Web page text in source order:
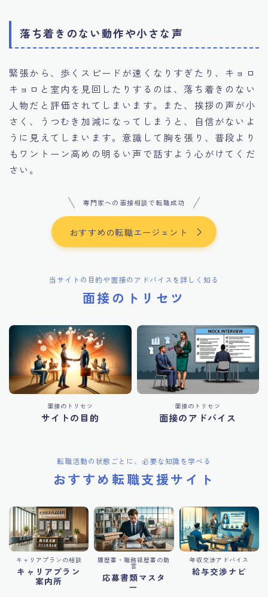
落ち着きのない動作や小さな声
緊張から、歩くスピードが速くなりすぎたり、キョロ
キョロと室内を見回したりするのは、落ち着きのない
人物だと評価されてしまいます。また、挨拶の声が小
さく、うつむき加減になってしまうと、自信がないよ
うに見えてしまいます。意識して胸を張り、普段より
もワントーン高めの明るい声で話すよう心がけてくだ
さい。
専門家への面接相談で転職成功
おすすめの転職エージェント
当サイトの目的や面接のアドバイスを詳しく知る
面接のトリセツ
面接のトリセツ
サイトの目的
面接のトリセツ
面接のアドバイス
転職活動の状態ごとに、必要な知識を学べる
おすすめ転職支援サイト
キャリアプランの相談
キャリアプラン
案内所
履歴書・職務経歴書の助
言
応募書類マスタ
ー
年収交渉アドバイス
給与交渉ナビ